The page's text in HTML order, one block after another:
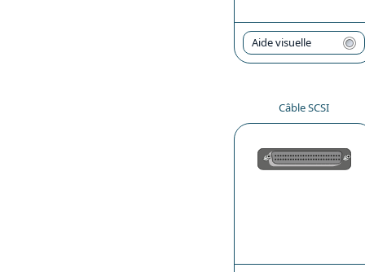
Aide visuelle
Câble SCSI